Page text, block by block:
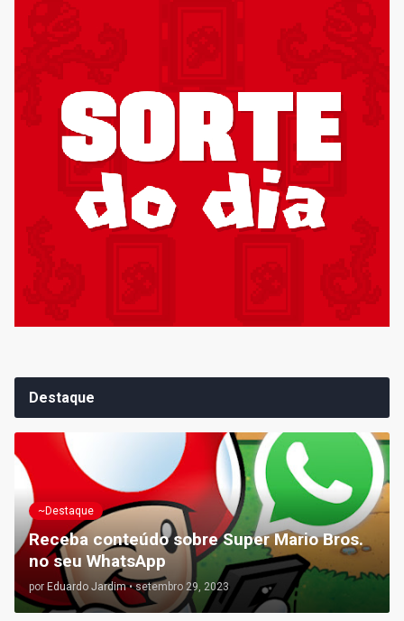
Destaque
~Destaque
Receba conteúdo sobre Super Mario Bros.
no seu WhatsApp
por Eduardo Jardim • setembro 29, 2023